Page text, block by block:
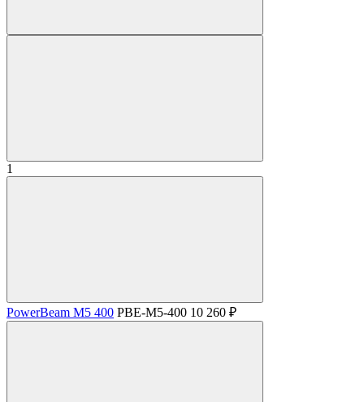
1
PowerBeam M5 400 PBE-M5-400 10 260 ₽